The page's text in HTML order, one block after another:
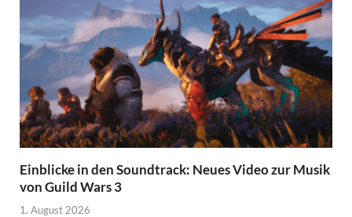
Einblicke in den Soundtrack: Neues Video zur Musik
von Guild Wars 3
1. August 2026